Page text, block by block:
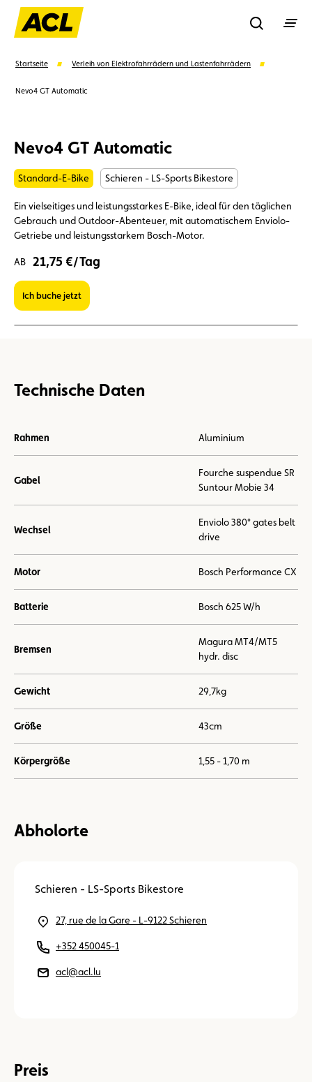
Rechercher
Vorschläge
Mitglied Mitgliedervorteile Vignetten
Umweltplakette Kaufvertrag
Startseite Verleih von Elektrofahrrädern und Lastenfahrrädern
Nevo4 GT Automatic
Nevo4 GT Automatic
Standard-E-Bike Schieren - LS-Sports Bikestore
Ein vielseitiges und leistungsstarkes E-Bike, ideal für den täglichen
Gebrauch und Outdoor-Abenteuer, mit automatischem Enviolo-
Getriebe und leistungsstarkem Bosch-Motor.
AB 21,75 €/Tag
Ich buche jetzt
Technische Daten
Rahmen Aluminium
Gabel
Fourche suspendue SR
Suntour Mobie 34
Wechsel
Enviolo 380° gates belt
drive
Motor Bosch Performance CX
Batterie Bosch 625 W/h
Bremsen
Magura MT4/MT5
hydr. disc
Gewicht 29,7kg
Größe 43cm
Körpergröße 1,55 - 1,70 m
Abholorte
Schieren - LS-Sports Bikestore
27, rue de la Gare - L-9122 Schieren
+352 450045-1
acl@acl.lu
Preis